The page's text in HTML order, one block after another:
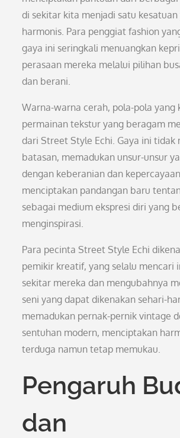
di sekitar kita menjadi satu kesatuan
harmonis. Para penggiat fashion
gaya ini seringkali menuangkan
perasaan mereka melalui pilihan
dan berani.
Warna-warna cerah, pola-pola yang
permainan tekstur yang beragam
dari Street Style Echi. Gaya ini tidak
batasan, memadukan unsur-unsur
dengan keberanian dan
menciptakan pandangan baru
sebagai medium ekspresi diri yang
menginspirasi.
Para pecinta Street Style Echi
pemikir kreatif, yang selalu mencari
sekitar mereka dan mengubahnya
seni yang dapat dikenakan sehari-
memadukan pernak-pernik vintage
sentuhan modern, menciptakan
terduga namun tetap memukau.
Pengaruh
dan